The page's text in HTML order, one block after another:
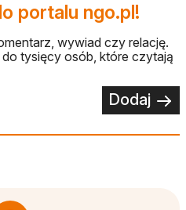
portalu ngo.pl!
wywiad czy relację.
tysięcy osób, które czytają
Dodaj